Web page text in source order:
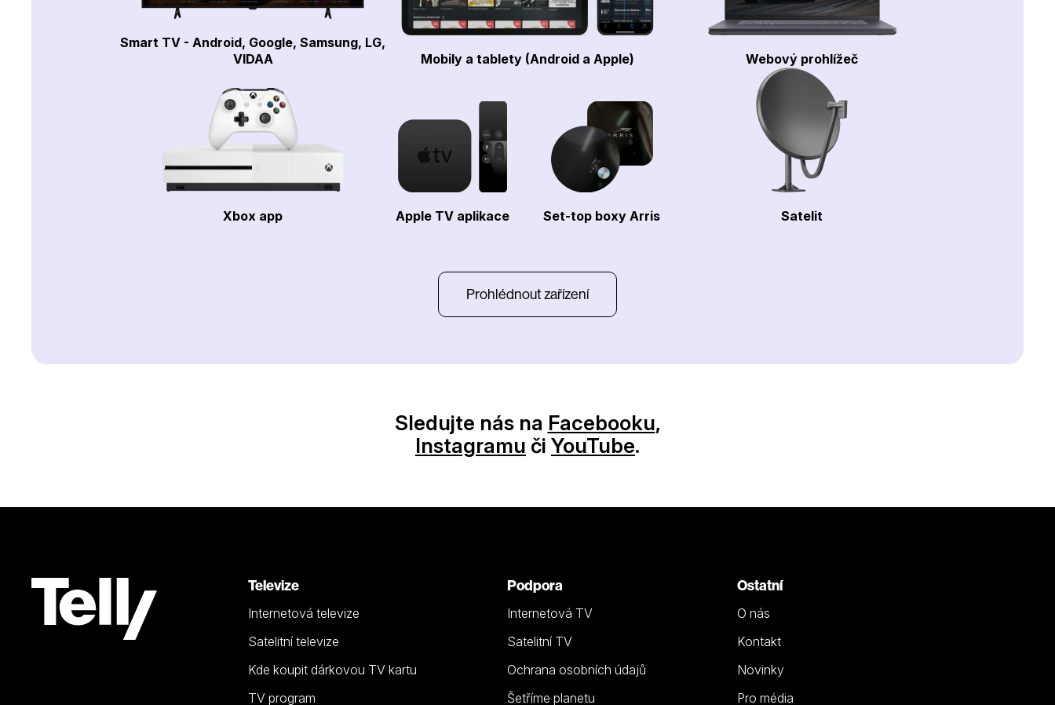
Smart TV - Android, Google, Samsung, LG,
VIDAA
Mobily a tablety (Android a Apple) Webový prohlížeč
Xbox app Apple TV aplikace Set-top boxy Arris Satelit
Prohlédnout zařízení
Sledujte nás na Facebooku,
Instagramu či YouTube.
Televize
Internetová televize
Satelitní televize
Kde koupit dárkovou TV kartu
TV program
Podpora
Internetová TV
Satelitní TV
Ochrana osobních údajů
Šetříme planetu
Ostatní
O nás
Kontakt
Novinky
Pro média